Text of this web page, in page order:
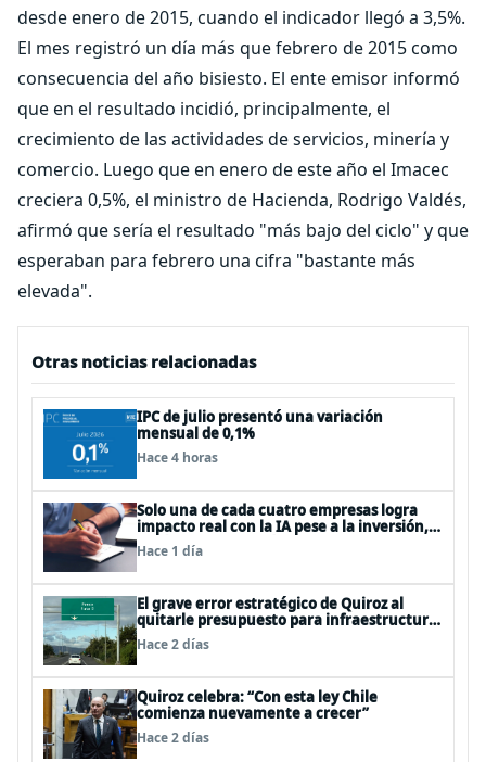
desde enero de 2015, cuando el indicador llegó a 3,5%.
El mes registró un día más que febrero de 2015 como
consecuencia del año bisiesto. El ente emisor informó
que en el resultado incidió, principalmente, el
crecimiento de las actividades de servicios, minería y
comercio. Luego que en enero de este año el Imacec
creciera 0,5%, el ministro de Hacienda, Rodrigo Valdés,
afirmó que sería el resultado "más bajo del ciclo" y que
esperaban para febrero una cifra "bastante más
elevada".
Otras noticias relacionadas
IPC de julio presentó una variación
mensual de 0,1%
Hace 4 horas
Solo una de cada cuatro empresas logra
impacto real con la IA pese a la inversión,
según el Foro Económico Mundial
Hace 1 día
El grave error estratégico de Quiroz al
quitarle presupuesto para infraestructura
vial del Biobío
Hace 2 días
Quiroz celebra: “Con esta ley Chile
comienza nuevamente a crecer”
Hace 2 días